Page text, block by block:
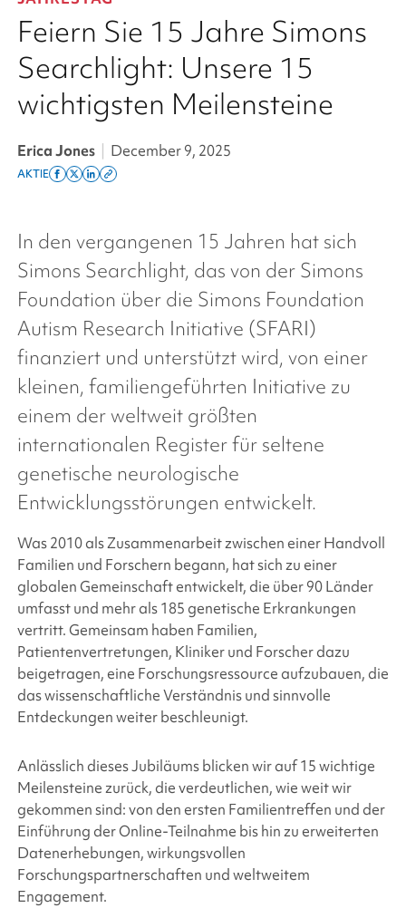
Feiern Sie 15 Jahre Simons
Searchlight: Unsere 15
wichtigsten Meilensteine
Erica Jones December 9, 2025
AKTIE
Share
Share
twitter
ShareCopy
link
In den vergangenen 15 Jahren hat sich
Simons Searchlight, das von der Simons
Foundation über die Simons Foundation
Autism Research Initiative (SFARI)
finanziert und unterstützt wird, von einer
kleinen, familiengeführten Initiative zu
einem der weltweit größten
internationalen Register für seltene
genetische neurologische
Entwicklungsstörungen entwickelt.
Was 2010 als Zusammenarbeit zwischen einer Handvoll
Familien und Forschern begann, hat sich zu einer
globalen Gemeinschaft entwickelt, die über 90 Länder
umfasst und mehr als 185 genetische Erkrankungen
vertritt. Gemeinsam haben Familien,
Patientenvertretungen, Kliniker und Forscher dazu
beigetragen, eine Forschungsressource aufzubauen, die
das wissenschaftliche Verständnis und sinnvolle
Entdeckungen weiter beschleunigt.
Anlässlich dieses Jubiläums blicken wir auf 15 wichtige
Meilensteine zurück, die verdeutlichen, wie weit wir
gekommen sind: von den ersten Familientreffen und der
Einführung der Online-Teilnahme bis hin zu erweiterten
Datenerhebungen, wirkungsvollen
Forschungspartnerschaften und weltweitem
Engagement.